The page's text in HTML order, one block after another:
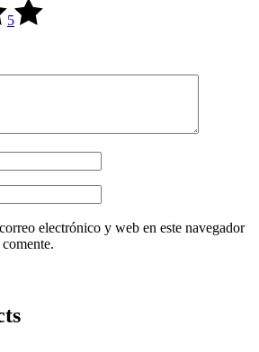
5
electrónico y web en este navegador